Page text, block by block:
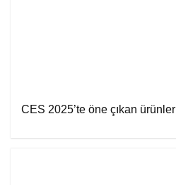
CES 2025’te öne çıkan ürünler